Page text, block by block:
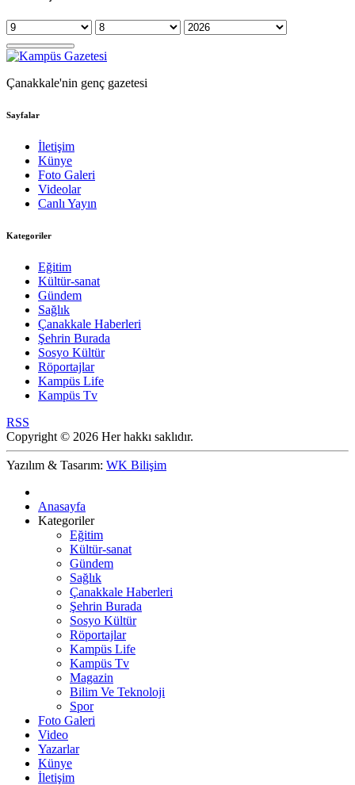
Çanakkale'nin genç gazetesi
Sayfalar
İletişim
Künye
Foto Galeri
Videolar
Canlı Yayın
Kategoriler
Eğitim
Kültür-sanat
Gündem
Sağlık
Çanakkale Haberleri
Şehrin Burada
Sosyo Kültür
Röportajlar
Kampüs Life
Kampüs Tv
RSS
Copyright © 2026 Her hakkı saklıdır.
Yazılım & Tasarım: WK Bilişim
Anasayfa
Kategoriler
Eğitim
Kültür-sanat
Gündem
Sağlık
Çanakkale Haberleri
Şehrin Burada
Sosyo Kültür
Röportajlar
Kampüs Life
Kampüs Tv
Magazin
Bilim Ve Teknoloji
Spor
Foto Galeri
Video
Yazarlar
Künye
İletişim